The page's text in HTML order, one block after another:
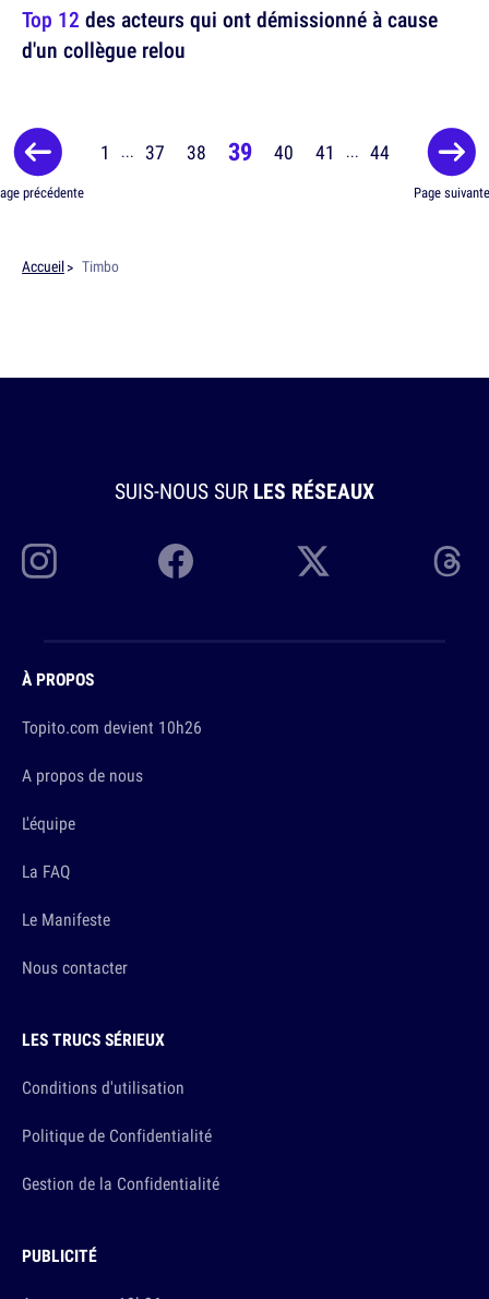
Top 12 des acteurs qui ont démissionné à cause
d'un collègue relou
précédente
1 ... 37 38 39 40 41 ... 44
Page suivante
Accueil Timbo
SUIS-NOUS SUR LES RÉSEAUX
À PROPOS
Topito.com devient 10h26
A propos de nous
L'équipe
La FAQ
Le Manifeste
Nous contacter
LES TRUCS SÉRIEUX
Conditions d'utilisation
Politique de Confidentialité
Gestion de la Confidentialité
PUBLICITÉ